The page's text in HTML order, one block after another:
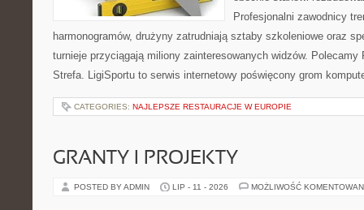
Profesjonalni zawodnicy
harmonogramów, drużyny zatrudniają sztaby szkoleniowe oraz
turnieje przyciągają miliony zainteresowanych widzów.
Strefa. LigiSportu to serwis internetowy poświęcony grom
CATEGORIES: NAJLEPSZE RESTAURACJE W EUROPIE
GRANTY I PROJEKTY
POSTED BY ADMIN LIP - 11 - 2026 MOŻLIWOŚĆ